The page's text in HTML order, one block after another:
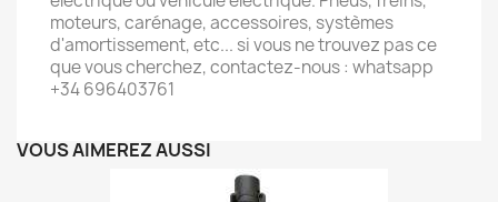
moteurs, carénage, accessoires, systèmes
d'amortissement, etc... si vous ne trouvez pas ce
que vous cherchez, contactez-nous : whatsapp
+34 696403761
VOUS AIMEREZ AUSSI